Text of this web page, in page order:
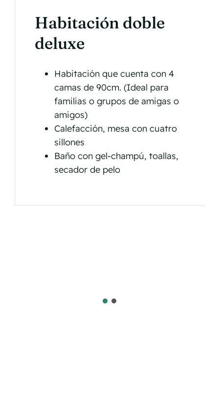
Habitación doble
deluxe
Habitación que cuenta con 4
camas de 90cm. (Ideal para
familias o grupos de amigas o
amigos)
Calefacción, mesa con cuatro
sillones
Baño con gel-champú, toallas,
secador de pelo